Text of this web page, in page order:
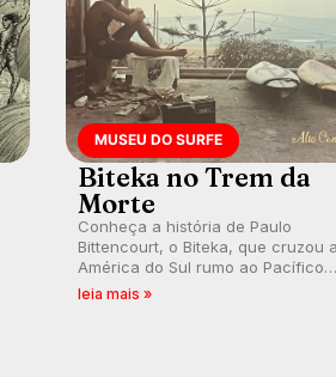
MUSEU DO SURFE
Biteka no Trem da
Morte
Conheça a história de Paulo
Bittencourt, o Biteka, que cruzou a
América do Sul rumo ao Pacífico
em uma jornada que se tornou um
leia mais »